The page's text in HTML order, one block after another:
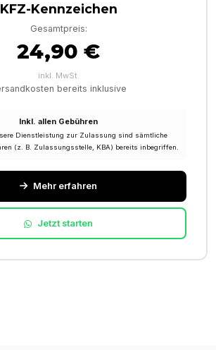
KFZ-Kennzeichen
Gesamtpreis:
24,90 €
inkl. MwSt.
bereits inklusive
Inkl. allen Gebühren
Dienstleistung zur Zulassung sind sämtliche
(z. B. Zulassungsstelle, KBA) bereits inbegriffen.
Mehr erfahren
Jetzt starten